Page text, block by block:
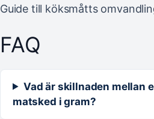
Guide till köksmåtts
FAQ
Vad är skillnaden mellan
matsked i gram?